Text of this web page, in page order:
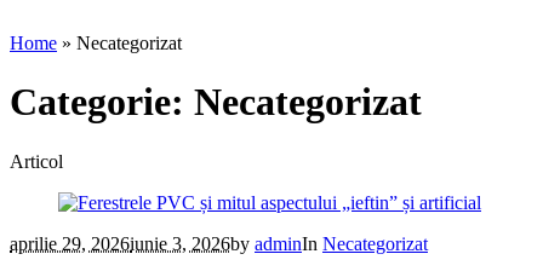
Home » Necategorizat
Categorie: Necategorizat
Articol
aprilie 29, 2026iunie 3, 2026by adminIn Necategorizat